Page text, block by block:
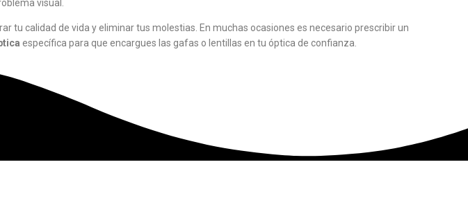
visual.
tu calidad de vida y eliminar tus molestias. En muchas ocasiones es necesario prescribir un
específica para que encargues las gafas o lentillas en tu óptica de confianza.